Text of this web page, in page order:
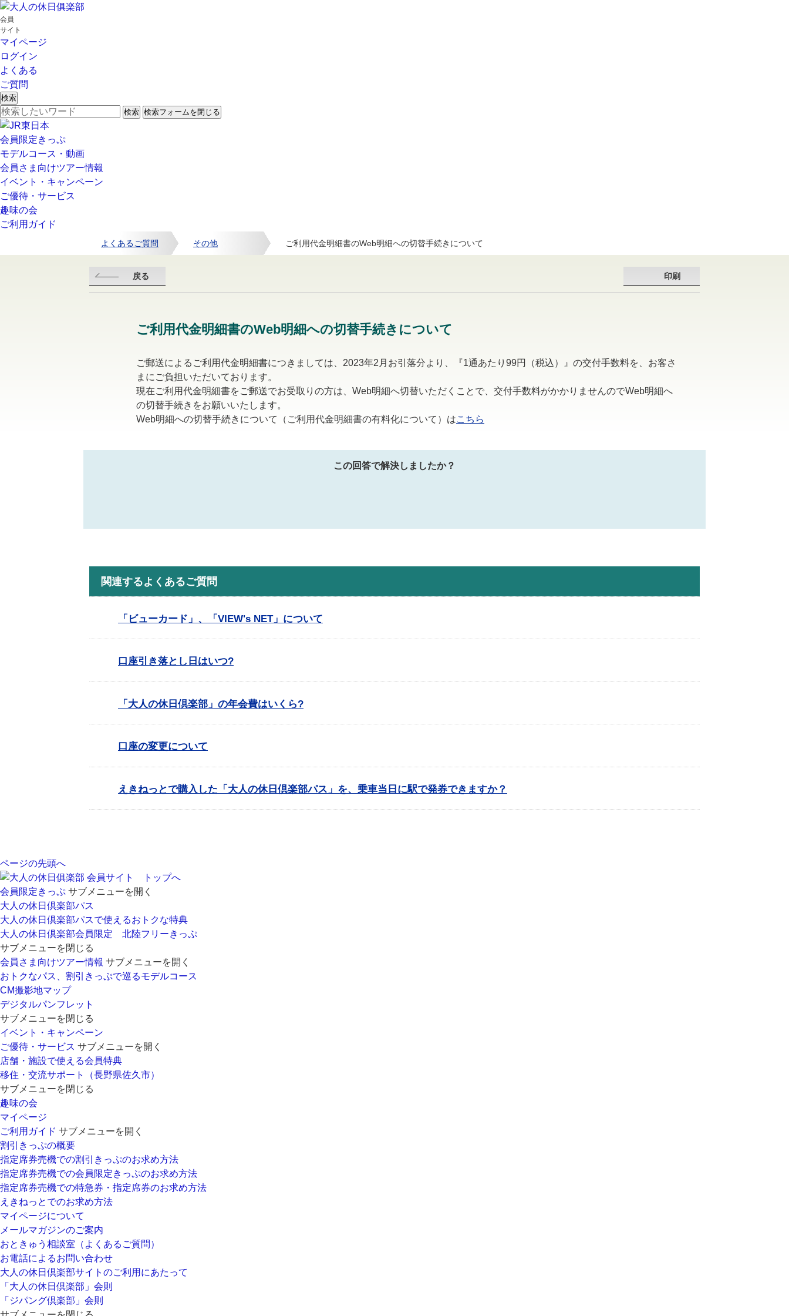
会員
サイト
マイページ
ログイン
よくある
ご質問
検索
検索 検索フォームを閉じる
会員限定きっぷ
モデルコース・動画
会員さま向けツアー情報
イベント・キャンペーン
ご優待・サービス
趣味の会
ご利用ガイド
よくあるご質問 その他 ご利用代金明細書のWeb明細への切替手続きについて
戻る 印刷
ご利用代金明細書のWeb明細への切替手続きについて
ご郵送によるご利用代金明細書につきましては、2023年2月お引落分より、『1通あたり99円（税込）』の交付手数料を、お客さ
まにご負担いただいております。
現在ご利用代金明細書をご郵送でお受取りの方は、Web明細へ切替いただくことで、交付手数料がかかりませんのでWeb明細へ
の切替手続きをお願いいたします。
Web明細への切替手続きについて（ご利用代金明細書の有料化について）はこちら
この回答で解決しましたか？
関連するよくあるご質問
「ビューカード」、「VIEW's NET」について
口座引き落とし日はいつ?
「大人の休日倶楽部」の年会費はいくら?
口座の変更について
えきねっとで購入した「大人の休日倶楽部パス」を、乗車当日に駅で発券できますか？
ページの先頭へ
会員サイト トップへ
会員限定きっぷ サブメニューを開く
大人の休日倶楽部パス
大人の休日倶楽部パスで使えるおトクな特典
大人の休日倶楽部会員限定 北陸フリーきっぷ
サブメニューを閉じる
会員さま向けツアー情報 サブメニューを開く
おトクなパス、割引きっぷで巡るモデルコース
CM撮影地マップ
デジタルパンフレット
サブメニューを閉じる
イベント・キャンペーン
ご優待・サービス サブメニューを開く
店舗・施設で使える会員特典
移住・交流サポート（長野県佐久市）
サブメニューを閉じる
趣味の会
マイページ
ご利用ガイド サブメニューを開く
割引きっぷの概要
指定席券売機での割引きっぷのお求め方法
指定席券売機での会員限定きっぷのお求め方法
指定席券売機での特急券・指定席券のお求め方法
えきねっとでのお求め方法
マイページについて
メールマガジンのご案内
おときゅう相談室（よくあるご質問）
お電話によるお問い合わせ
大人の休日倶楽部サイトのご利用にあたって
「大人の休日倶楽部」会則
「ジパング倶楽部」会則